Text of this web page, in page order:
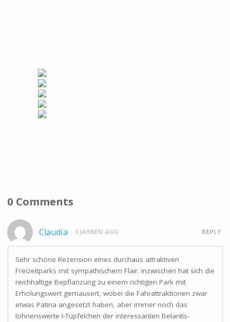
0 Comments
Claudia 3 JAHREN AGO REPLY
Sehr schöne Rezension eines durchaus attraktiven
Freizeitparks mit sympathischem Flair. Inzwischen hat sich die
reichhaltige Bepflanzung zu einem richtigen Park mit
Erholungswert gemausert, wobei die Fahrattraktionen zwar
etwas Patina angesetzt haben, aber immer noch das
lohnenswerte I-Tüpfelchen der interessanten Belantis-